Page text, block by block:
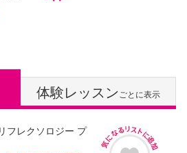
体験レッスンごとに表示
フレクソロジー プ